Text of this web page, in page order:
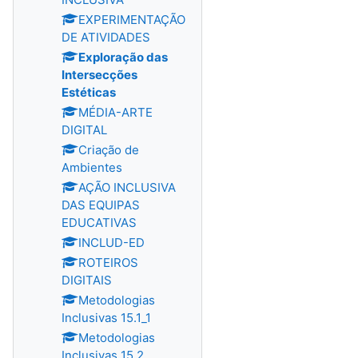
EXPERIMENTAÇÃO
DE ATIVIDADES
Exploração das
Intersecções
Estéticas
MÉDIA-ARTE
DIGITAL
Criação de
Ambientes
AÇÃO INCLUSIVA
DAS EQUIPAS
EDUCATIVAS
INCLUD-ED
ROTEIROS
DIGITAIS
Metodologias
Inclusivas 15.1_1
Metodologias